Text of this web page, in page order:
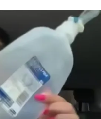
Televisa – Video